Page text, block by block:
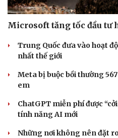
Microsoft tăng tốc đầu tư
Trung Quốc đưa vào hoạt
nhất thế giới
Meta bị buộc bồi thường
em
ChatGPT miễn phí được
tính năng AI mới
Những nơi không nên đặt